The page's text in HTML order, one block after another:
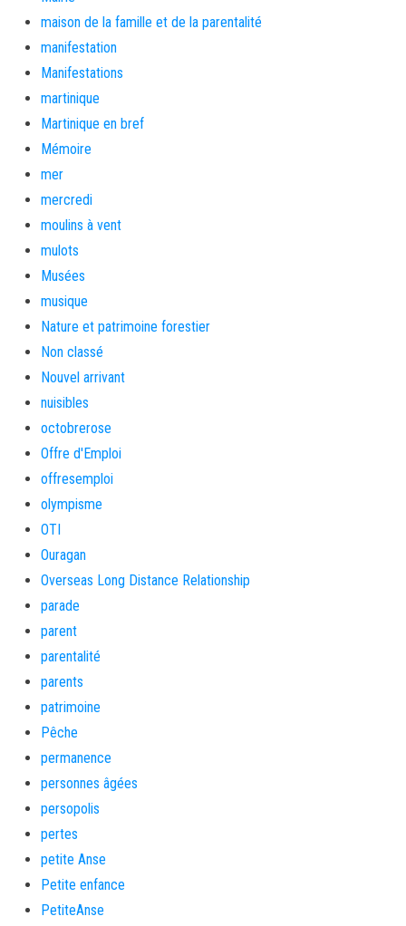
maison de la famille et de la parentalité
manifestation
Manifestations
martinique
Martinique en bref
Mémoire
mer
mercredi
moulins à vent
mulots
Musées
musique
Nature et patrimoine forestier
Non classé
Nouvel arrivant
nuisibles
octobrerose
Offre d'Emploi
offresemploi
olympisme
OTI
Ouragan
Overseas Long Distance Relationship
parade
parent
parentalité
parents
patrimoine
Pêche
permanence
personnes âgées
persopolis
pertes
petite Anse
Petite enfance
PetiteAnse